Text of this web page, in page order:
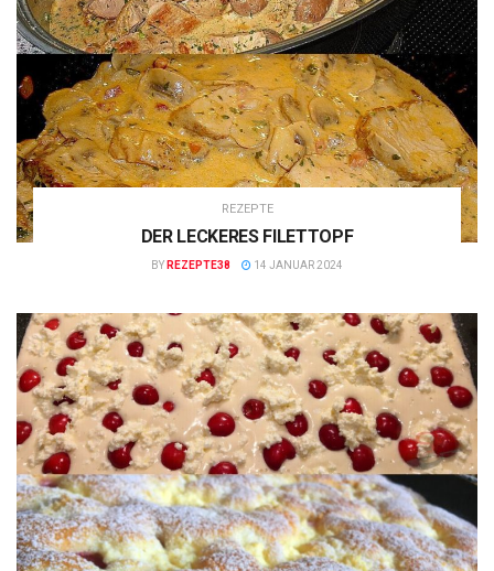
REZEPTE
DER LECKERES FILETTOPF
BY REZEPTE38 14 JANUAR 2024